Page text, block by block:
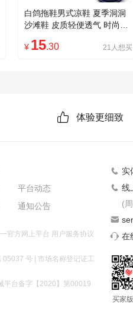
白鸽拖鞋男式凉鞋 夏季洞洞
沙滩鞋 皮质轻便透气 时尚休
¥ 15.30 21人想买